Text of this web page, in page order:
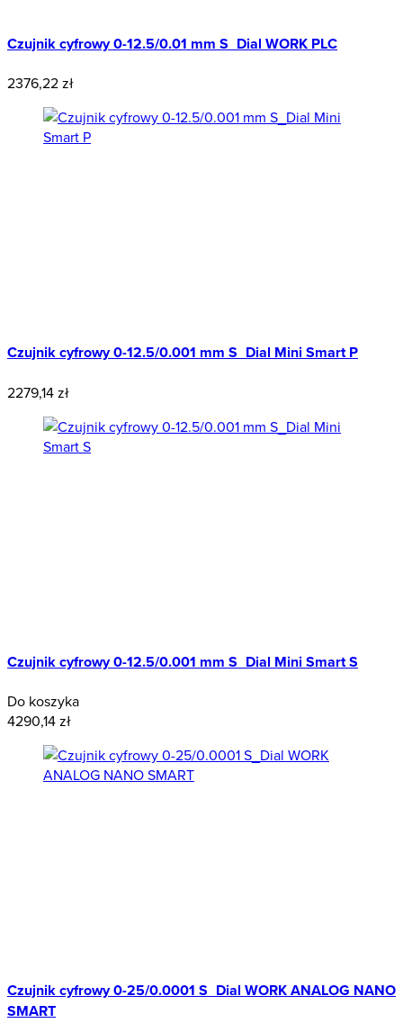
Czujnik cyfrowy 0-12.5/0.01 mm S_Dial WORK PLC
2376,22 zł
Czujnik cyfrowy 0-12.5/0.001 mm S_Dial Mini Smart P
2279,14 zł
Czujnik cyfrowy 0-12.5/0.001 mm S_Dial Mini Smart S
Do koszyka
4290,14 zł
Czujnik cyfrowy 0-25/0.0001 S_Dial WORK ANALOG NANO
SMART